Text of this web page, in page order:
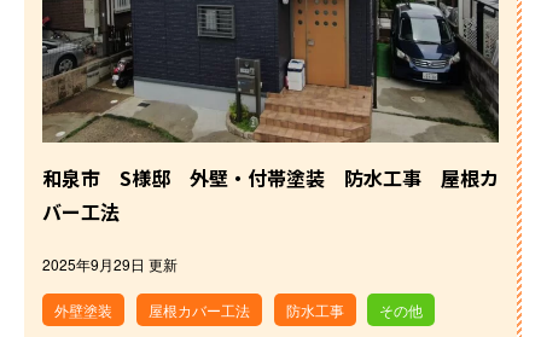
和泉市 S様邸 外壁・付帯塗装 防水工事 屋根カ
バー工法
2025年9月29日 更新
外壁塗装 屋根カバー工法 防水工事 その他